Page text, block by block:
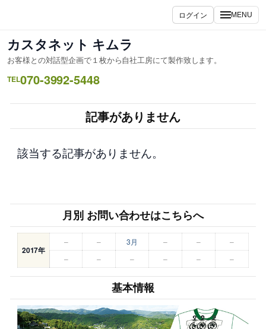
ス
キ
ッ
ログイン MENU
カスタネット キムラ
お客様との対話型企画で１枚から自社工房にて製作致します。
TEL070-3992-5448
記事がありません
該当する記事がありません。
月別 お問い合わせはこちらへ
2017年
– – 3月 – –
–
–
– – – – –
基本情報